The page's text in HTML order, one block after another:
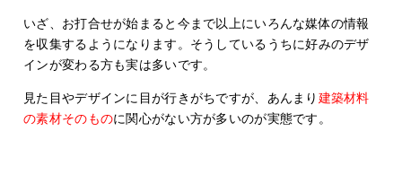
いざ、お打合せが始まると今まで以上にいろんな媒体の情報
を収集するようになります。そうしているうちに好みのデザ
インが変わる方も実は多いです。
見た目やデザインに目が行きがちですが、あんまり 建築材料
の素材そのものに関心がない方が多いのが実態です。